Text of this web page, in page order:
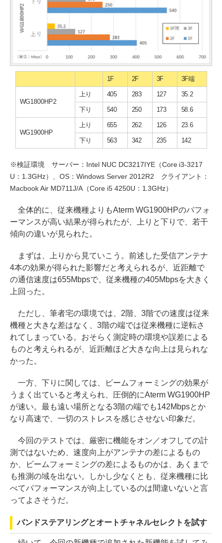
1F 2F 3F 3F端
WG1800HP2
上り 405 283 127 35.2
下り 540 250 173 58.6
WG1900HP
上り 655 262 126 23.6
下り 563 342 235 142
※検証環境 サーバー：Intel NUC DC3217IYE（Core i3-3217
U：1.3GHz）、OS：Windows Server 2012R2 クライアント：
Macbook Air MD711J/A（Core i5 4250U：1.3GHz）
全体的に、従来機種よりもAterm WG1900HPのパフォ
ーマンスが高い結果が得られたが、上りと下りで、若干
傾向の違いが見られた。
まずは、上りから見ていこう。前述した受信アンテナ
4本の効果が得られた影響だと考えられるが、近距離で
の通信速度は655Mbpsで、従来機種の405Mbpsを大きく
上回った。
ただし、筆者宅の環境では、2階、3階での速度は従来
機種と大きな差はなく、3階の端では従来機種に逆転さ
れてしまっている。おそらく測定時の環境や誤差による
ものと考えられるが、近距離ほど大きな向上は見られな
かった。
一方、下りに関しては、ビームフォーミングの効果が
うまく出ていると考えられ、圧倒的にAterm WG1900HP
が速い。最も遠い場所となる3階の端でも142Mbpsとか
なり高速で、一切のストレスを感じさせない印象だ。
今回のテストでは、厳密に機能をオン／オフしての計
測ではないため、速度向上がアンテナの差によるもの
か、ビームフォーミングの差によるものかは、あくまで
も推測の域を出ない。しかし少なくとも、従来機種に比
べてパフォーマンスが向上しているのは間違いないと言
ってよさそうだ。
バンドステアリングとオートチャネルセレクトを試す